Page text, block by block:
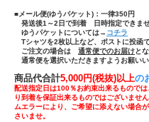
■メール便(ゆうパケット)：一律350円
発送後1～2日で到着 日時指定できま
ゆうパケットについては→ コチラ
Tシャツを2枚以上など、ポストに投函
ご注文の場合は 通常便でのお届けと
通常便を選択いただきますようお願いい
商品代合計5,000円(税抜)以上の
配送指定日は100％お約束出来るもので
り到着を保証出来るものではございませ
ムエラーにより、ご希望に添えない場合
さいませ。